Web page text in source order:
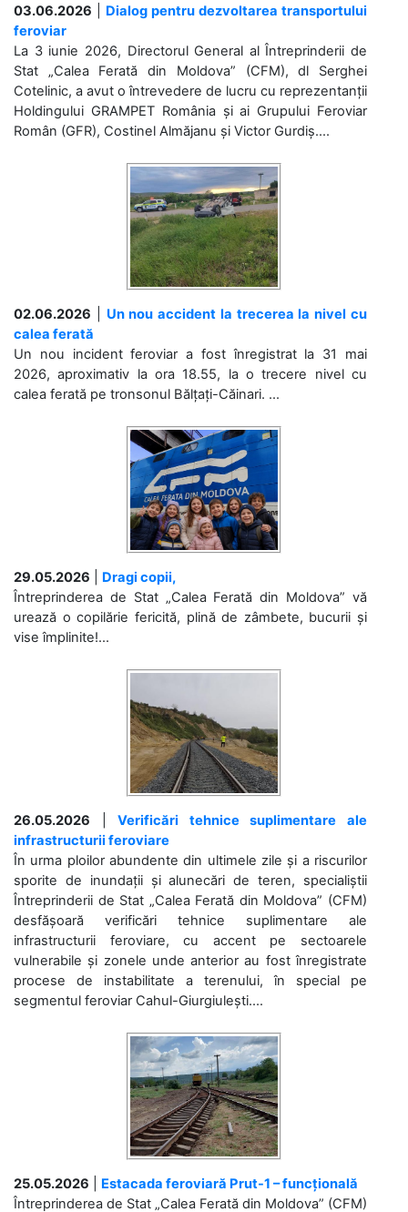
03.06.2026
Dialog pentru dezvoltarea transportului
feroviar
La 3 iunie 2026, Directorul General al Întreprinderii de
Stat „Calea Ferată din Moldova” (CFM), dl Serghei
Cotelinic, a avut o întrevedere de lucru cu reprezentanții
Holdingului GRAMPET România și ai Grupului Feroviar
Român (GFR), Costinel Almăjanu și Victor Gurdiș....
02.06.2026
Un nou accident la trecerea la nivel cu
calea ferată
Un nou incident feroviar a fost înregistrat la 31 mai
2026, aproximativ la ora 18.55, la o trecere nivel cu
calea ferată pe tronsonul Bălțați-Căinari. ...
29.05.2026
Dragi copii,
Întreprinderea de Stat „Calea Ferată din Moldova” vă
urează o copilărie fericită, plină de zâmbete, bucurii și
vise împlinite!...
26.05.2026 |Verificări tehnice suplimentare ale
infrastructurii feroviare
În urma ploilor abundente din ultimele zile și a riscurilor
sporite de inundații și alunecări de teren, specialiștii
Întreprinderii de Stat „Calea Ferată din Moldova” (CFM)
desfășoară verificări tehnice suplimentare ale
infrastructurii feroviare, cu accent pe sectoarele
vulnerabile și zonele unde anterior au fost înregistrate
procese de instabilitate a terenului, în special pe
segmentul feroviar Cahul-Giurgiulești....
25.05.2026
Estacada feroviară Prut-1 – funcțională
Întreprinderea de Stat „Calea Ferată din Moldova” (CFM)